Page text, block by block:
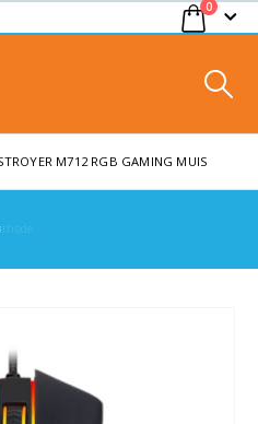
0
M712 RGB GAMING MUIS